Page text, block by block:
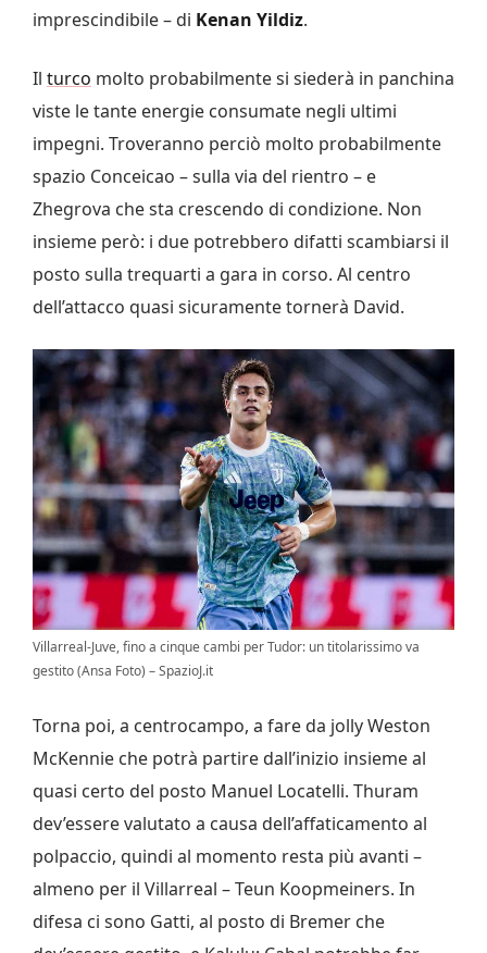
imprescindibile – di Kenan Yildiz.
Il turco molto probabilmente si siederà in panchina
viste le tante energie consumate negli ultimi
impegni. Troveranno perciò molto probabilmente
spazio Conceicao – sulla via del rientro – e
Zhegrova che sta crescendo di condizione. Non
insieme però: i due potrebbero difatti scambiarsi il
posto sulla trequarti a gara in corso. Al centro
dell’attacco quasi sicuramente tornerà David.
Villarreal-Juve, fino a cinque cambi per Tudor: un titolarissimo va
gestito (Ansa Foto) – SpazioJ.it
Torna poi, a centrocampo, a fare da jolly Weston
McKennie che potrà partire dall’inizio insieme al
quasi certo del posto Manuel Locatelli. Thuram
dev’essere valutato a causa dell’affaticamento al
polpaccio, quindi al momento resta più avanti –
almeno per il Villarreal – Teun Koopmeiners. In
difesa ci sono Gatti, al posto di Bremer che